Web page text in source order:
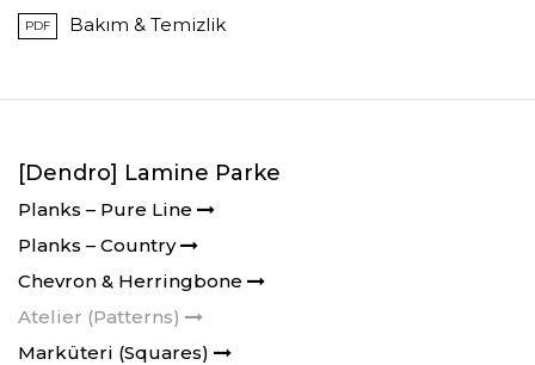
PDF Bakım & Temizlik
[Dendro] Lamine Parke
Planks – Pure Line
Planks – Country
Chevron & Herringbone
Atelier (Patterns)
Marküteri (Squares)